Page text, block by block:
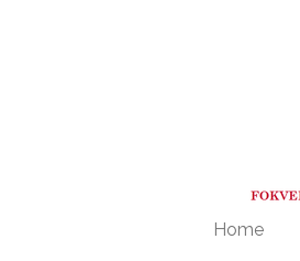
Home